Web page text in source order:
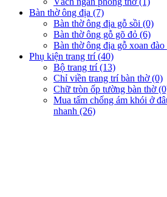
Bàn thờ ông địa (7)
Bàn thờ ông địa gỗ sồi (0)
Bàn thờ ông gỗ gõ đỏ (6)
Bàn thờ ông địa gỗ xoan đào
Phụ kiện trang trí (40)
Bộ trang trí (13)
Chỉ viền trang trí bàn thờ (0)
Chữ tròn ốp tường bàn thờ
Mua tấm chống ám khói ở
nhanh (26)